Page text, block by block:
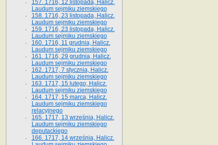
157. 1716, 12 listopada, Halicz.
Laudum sejmiku ziemskiego
158. 1716, 23 listopada, Halicz.
Laudum sejmiku ziemskiego
159. 1716, 23 listopada, Halicz.
Laudum sejmiku ziemskiego
160. 1716, 11 grudnia, Halicz.
Laudum sejmiku ziemskiego
161. 1716, 29 grudnia, Halicz.
Laudum sejmiku ziemskiego
162. 1717, 7 stycznia, Halicz.
Laudum sejmiku ziemskiego
163. 1717, 15 lutego, Halicz.
Laudum sejmiku ziemskiego
164. 1717, 15 marca, Halicz.
Laudum sejmiku ziemskiego
relacyjnego
165. 1717, 13 września, Halicz.
Laudum sejmiku ziemskiego
deputackiego
166. 1717, 14 września, Halicz.